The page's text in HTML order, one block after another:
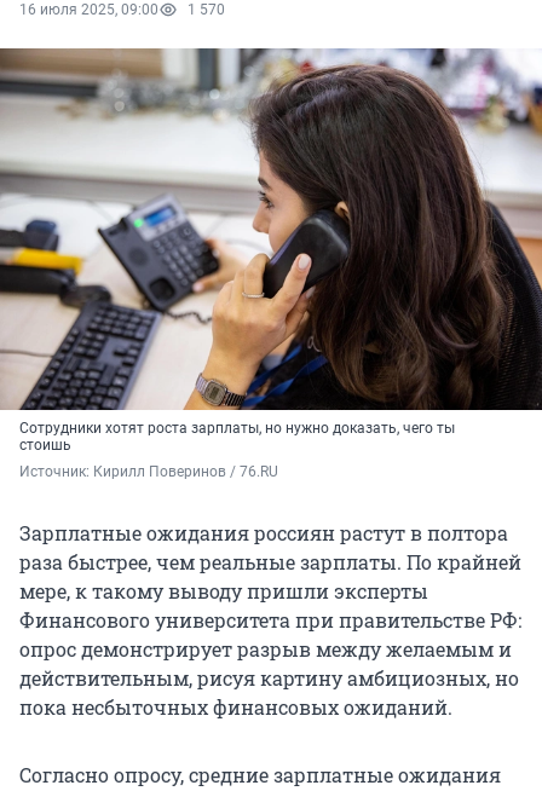
16 июля 2025, 09:00 1 570
Сотрудники хотят роста зарплаты, но нужно доказать, чего ты
стоишь
Источник: Кирилл Поверинов / 76.RU
Зарплатные ожидания россиян растут в полтора
раза быстрее, чем реальные зарплаты. По крайней
мере, к такому выводу пришли эксперты
Финансового университета при правительстве РФ:
опрос демонстрирует разрыв между желаемым и
действительным, рисуя картину амбициозных, но
пока несбыточных финансовых ожиданий.
Согласно опросу, средние зарплатные ожидания